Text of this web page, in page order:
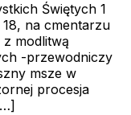
Świętych 1
18, na cmentarzu
z modlitwą
-przewodniczy
msze w
procesja